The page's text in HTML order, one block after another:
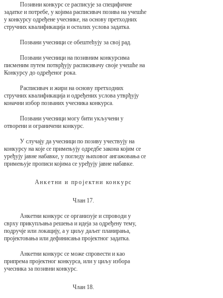
Позивни конкурс се расписује за специфичне
задатке и потребе, у којима расписивач позива на учешће
у конкурсу одређене учеснике, на основу претходних
стручних квалификација и осталих услова задатка.
Позвани учесници се обештећују за свој рад.
Позвани учесници на позивним конкурсима
писменим путем потврђују расписивачу своје учешће на
Конкурсу до одређеног рока.
Расписивач и жири на основу претходних
стручних квалификација и одређених услова утврђују
коначни избор позваних учесника конкурса.
Позвани учесници могу бити укључени у
отворени и ограничени конкурс.
У случају да учесници по позиву учествују на
конкурсу на које се примењују одредбе закона којим се
уређују јавне набавке, у погледу њиховог ангажовања се
примењује прописи којима се уређују јавне набавке.
Анкетни и пројектни конкурс
Члан 17.
Анкетни конкурс се организује и спроводи у
сврху прикупљања решења и идеја за одређену тему,
подручје или локацију, а у циљу даљег планирања,
пројектовања или дефинисања пројектног задатка.
Анкетни конкурс се може спровести и као
припрема пројектног конкурса, или у циљу избора
учесника за позивни конкурс.
Члан 18.